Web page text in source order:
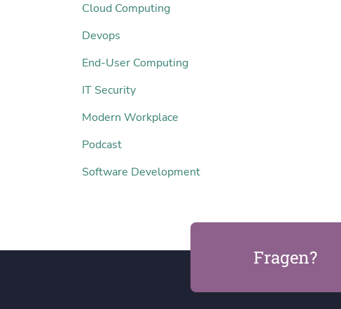
Cloud Computing
Devops
End-User Computing
IT Security
Modern Workplace
Podcast
Software Development
Fragen?